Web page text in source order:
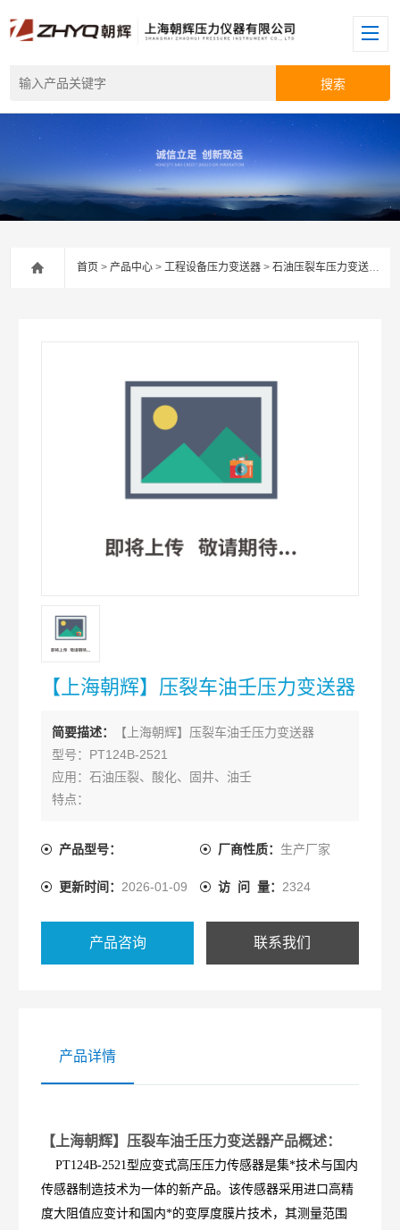
首页 >产品中心 >工程设备压力变送器 >石油压裂车压力变送器
【上海朝辉】压裂车油壬压力变送器
简要描述：
【上海朝辉】压裂车油壬压力变送器
型号：PT124B-2521
应用：石油压裂、酸化、固井、油壬
特点：
高响应，高精度
结构坚固
耐腐蚀，抗震动
产品型号： 厂商性质： 生产厂家
更新时间： 2026-01-09 访 问 量： 2324
产品咨询 联系我们
产品详情
【上海朝辉】压裂车油壬压力变送器产品概述：
PT124B-2521型应变式高压压力传感器是集*技术与国内
传感器制造技术为一体的新产品。该传感器采用进口高精
度大阻值应变计和国内*的变厚度膜片技术，其测量范围